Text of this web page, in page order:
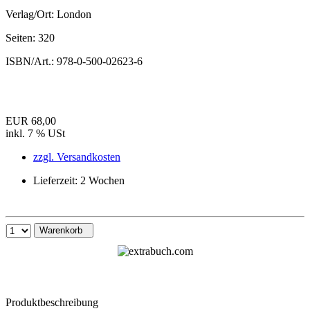
Verlag/Ort: London
Seiten: 320
ISBN/Art.: 978-0-500-02623-6
EUR 68,00
inkl. 7 % USt
zzgl. Versandkosten
Lieferzeit: 2 Wochen
Warenkorb
Produktbeschreibung